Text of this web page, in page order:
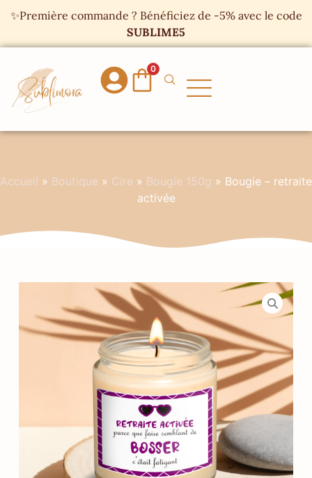
✨Première commande ? Bénéficiez de -5% avec le code
SUBLIME5
0
Accueil » Boutique » Cire » Bougie 150g » Bougie – retraite
activée
Panneau de gestion des cookies